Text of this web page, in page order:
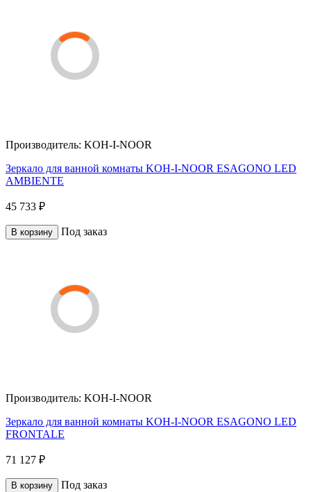
Производитель: KOH-I-NOOR
Зеркало для ванной комнаты KOH-I-NOOR ESAGONO LED
AMBIENTE
45 733 ₽
В корзину Под заказ
Производитель: KOH-I-NOOR
Зеркало для ванной комнаты KOH-I-NOOR ESAGONO LED
FRONTALE
71 127 ₽
В корзину Под заказ